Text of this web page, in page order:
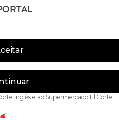
Inglés e ao Supermercado El Corte